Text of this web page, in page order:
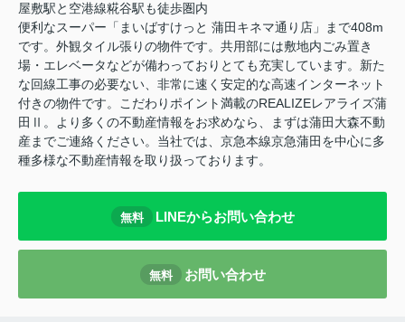
屋敷駅と空港線糀谷駅も徒歩圏内
便利なスーパー「まいばすけっと 蒲田キネマ通り店」まで408m
です。外観タイル張りの物件です。共用部には敷地内ごみ置き
場・エレベータなどが備わっておりとても充実しています。新た
な回線工事の必要ない、非常に速く安定的な高速インターネット
付きの物件です。こだわりポイント満載のREALIZEレアライズ蒲
田Ⅱ。より多くの不動産情報をお求めなら、まずは蒲田大森不動
産までご連絡ください。当社では、京急本線京急蒲田を中心に多
種多様な不動産情報を取り扱っております。
無料 LINEからお問い合わせ
無料 お問い合わせ